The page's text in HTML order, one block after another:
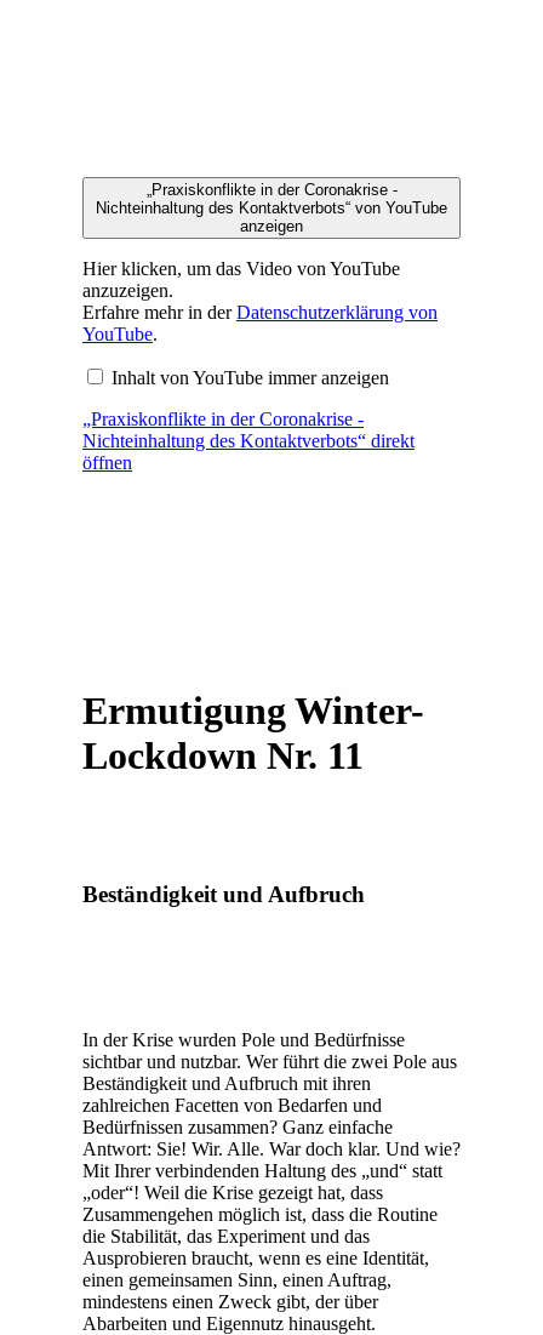
„Praxiskonflikte in der Coronakrise -
Nichteinhaltung des Kontaktverbots“ von YouTube
anzeigen
Hier klicken, um das Video von YouTube
anzuzeigen.
Erfahre mehr in derDatenschutzerklärung von
YouTube.
Inhalt von YouTube immer anzeigen
„Praxiskonflikte in der Coronakrise -
Nichteinhaltung des Kontaktverbots“ direkt
öffnen
Ermutigung Winter-
Lockdown Nr. 11
Beständigkeit und Aufbruch
In der Krise wurden Pole und Bedürfnisse
sichtbar und nutzbar. Wer führt die zwei Pole aus
Beständigkeit und Aufbruch mit ihren
zahlreichen Facetten von Bedarfen und
Bedürfnissen zusammen? Ganz einfache
Antwort: Sie! Wir. Alle. War doch klar. Und wie?
Mit Ihrer verbindenden Haltung des „und“ statt
„oder“! Weil die Krise gezeigt hat, dass
Zusammengehen möglich ist, dass die Routine
die Stabilität, das Experiment und das
Ausprobieren braucht, wenn es eine Identität,
einen gemeinsamen Sinn, einen Auftrag,
mindestens einen Zweck gibt, der über
Abarbeiten und Eigennutz hinausgeht.